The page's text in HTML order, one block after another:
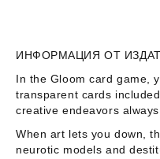
ИНФОРМАЦИЯ ОТ
In the Gloom card game,
transparent cards
creative endeavors
When art lets you down,
neurotic models and